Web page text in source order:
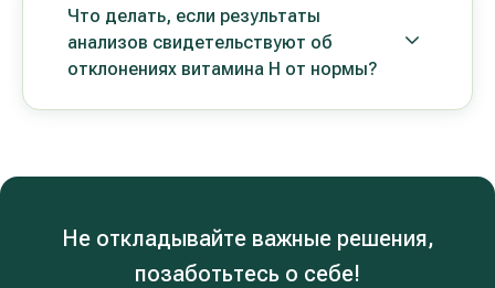
Что делать, если результаты
анализов свидетельствуют об
отклонениях витамина Н от нормы?
Не откладывайте важные решения,
позаботьтесь о себе!